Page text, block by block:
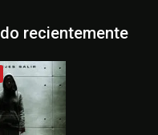
recientemente